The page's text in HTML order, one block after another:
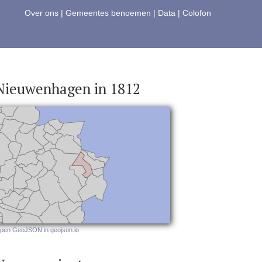
Over ons | Gemeentes benoemen | Data | Colofon
in 1812
GeoJSON in geojson.io